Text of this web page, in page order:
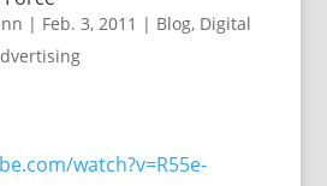
| Feb. 3, 2011 | Blog, Digital
watch?v=R55e-